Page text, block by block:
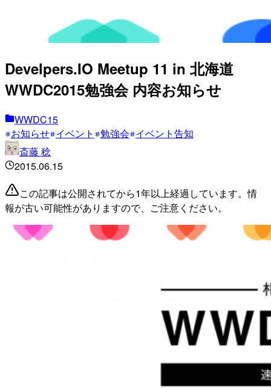
Develpers.IO Meetup 11 in 北海道
WWDC2015勉強会 内容お知らせ
WWDC15
お知らせ イベント 勉強会 イベント告知
斎藤 稔
2015.06.15
この記事は公開されてから1年以上経過しています。情
報が古い可能性がありますので、ご注意ください。